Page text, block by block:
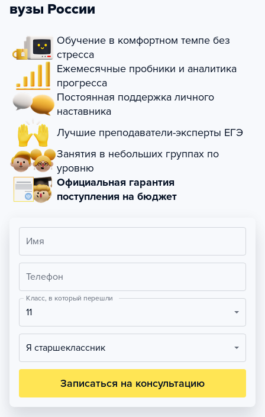
вузы России
Обучение в комфортном темпе без
стресса
Ежемесячные пробники и аналитика
прогресса
Постоянная поддержка личного
наставника
Лучшие преподаватели-эксперты ЕГЭ
Занятия в небольших группах по
уровню
Официальная гарантия
поступления на бюджет
Имя
Телефон
Класс, в который перешли
11
Я старшеклассник
Записаться на консультацию